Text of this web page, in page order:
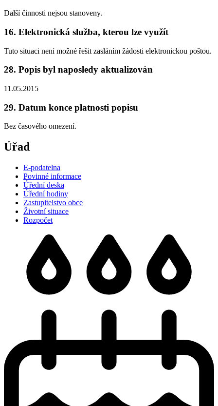
Další činnosti nejsou stanoveny.
16. Elektronická služba, kterou lze využít
Tuto situaci není možné řešit zasláním žádosti elektronickou poštou.
28. Popis byl naposledy aktualizován
11.05.2015
29. Datum konce platnosti popisu
Bez časového omezení.
Úřad
E-podatelna
Povinné informace
Úřední deska
Úřední hodiny
Zastupitelstvo obce
Životní situace
Rozpočet